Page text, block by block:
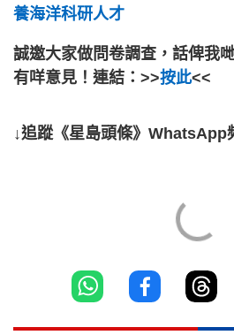
養海洋科研人才
誠邀大家做問卷調查，話俾我
有咩意見！連結：>>按此<<
↓追蹤《星島頭條》WhatsApp